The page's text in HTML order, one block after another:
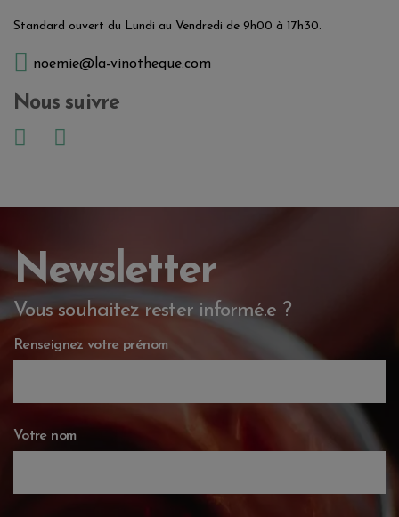
Standard ouvert du Lundi au Vendredi de 9h00 à 17h30.
noemie@la-vinotheque.com
Nous suivre
Newsletter
Vous souhaitez rester informé.e ?
Renseignez votre prénom
Votre nom